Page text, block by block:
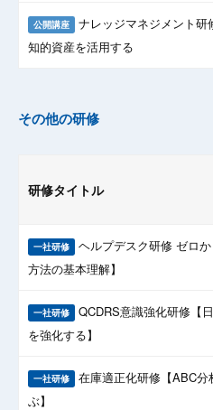
公開講座 ナレッジマネジメント研
知的資産を活用する
その他の研修
研修タイトル
一社研修 ヘルプデスク研修 ゼロ
方法の基本理解】
一社研修 QCDRS意識強化研修【
を強化する】
一社研修 在庫適正化研修【ABC分
ぶ】